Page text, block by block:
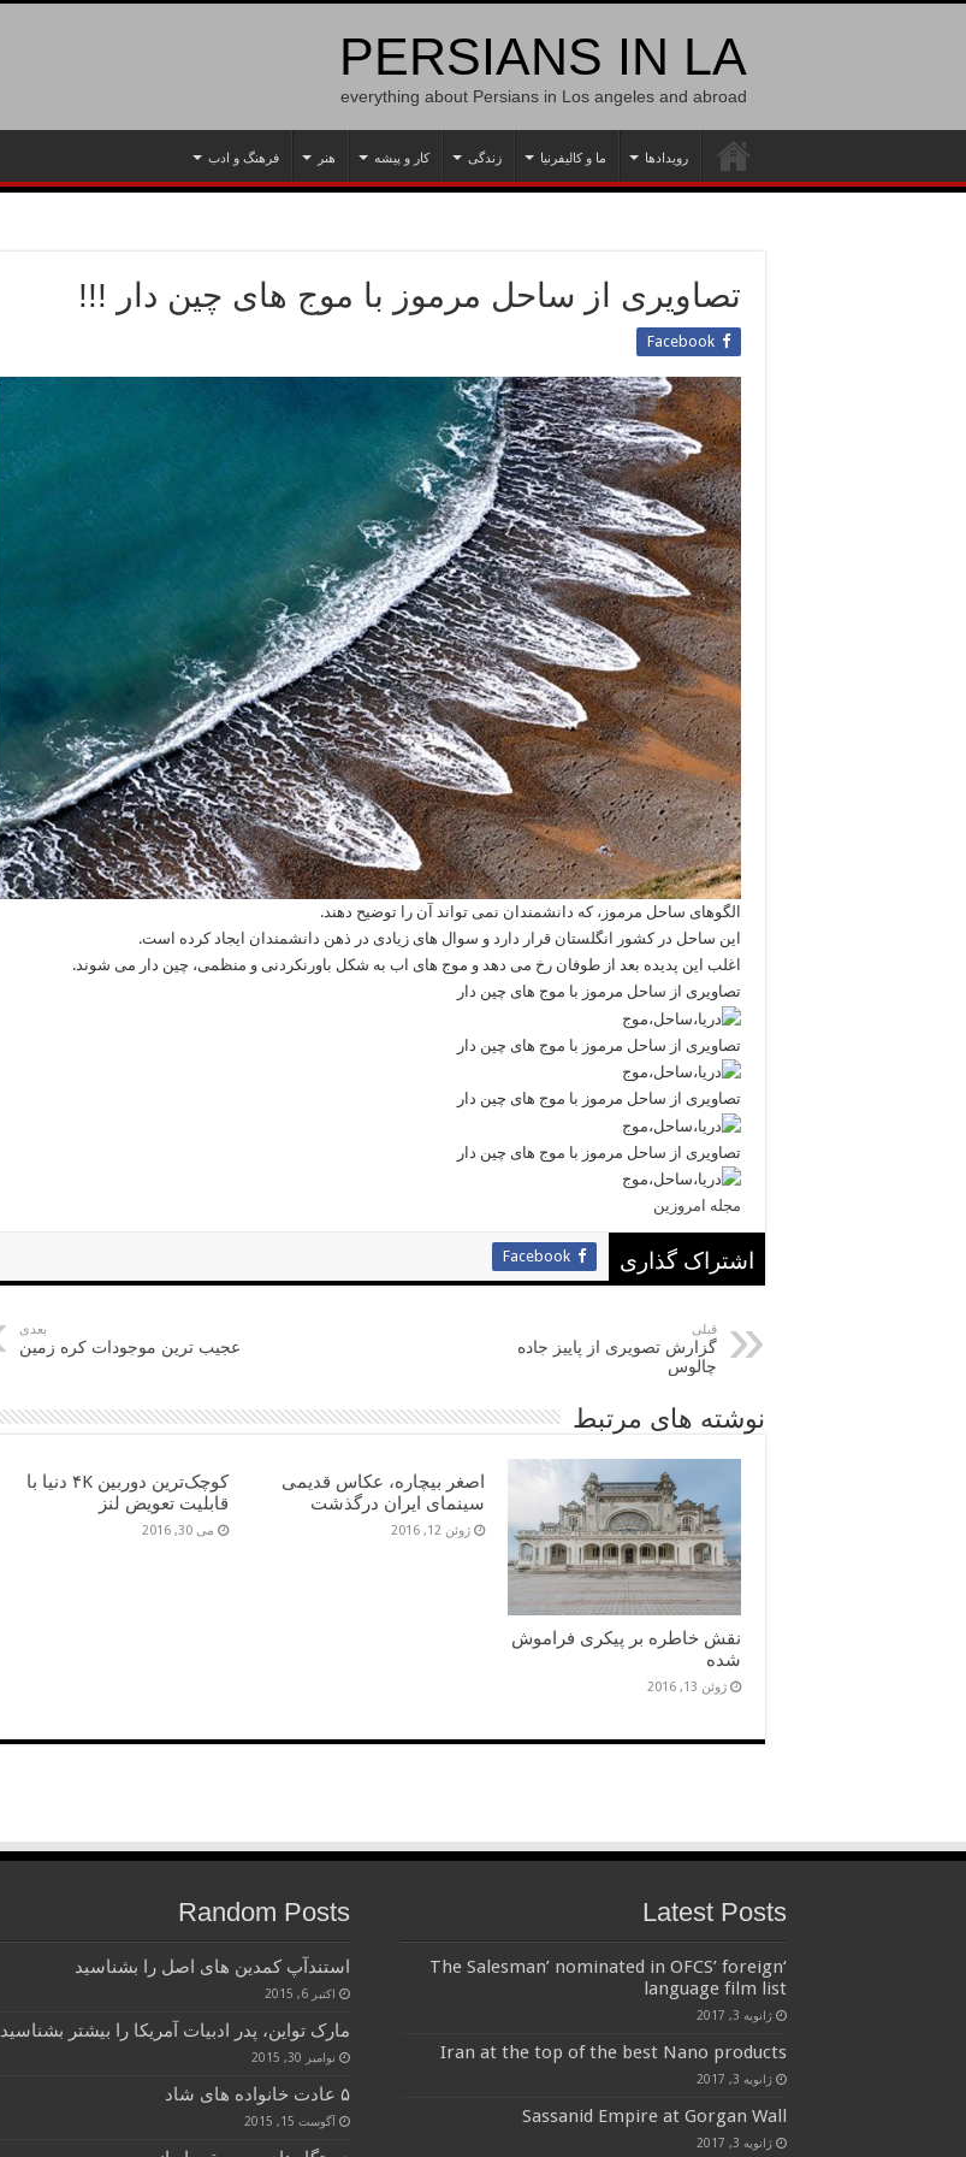
PERSIANS IN LA
everything about Persians in Los angeles and abroad
رویدادها ما و کالیفرنیا زندگی کار و پیشه هنر فرهنگ و ادب
تصاویری از ساحل مرموز با موج های چین دار !!!
Facebook
الگوهای ساحل مرموز، که دانشمندان نمی تواند آن را توضیح دهند.
این ساحل در کشور انگلستان قرار دارد و سوال های زیادی در ذهن دانشمندان ایجاد کرده است.
اغلب این پدیده بعد از طوفان رخ می دهد و موج های اب به شکل باورنکردنی و منظمی، چین دار می شوند.
تصاویری از ساحل مرموز با موج های چین دار
تصاویری از ساحل مرموز با موج های چین دار
تصاویری از ساحل مرموز با موج های چین دار
تصاویری از ساحل مرموز با موج های چین دار
مجله امروزین
اشتراک گذاری Facebook
قبلی
گزارش تصویری از پاییز جاده
چالوس
بعدی
عجیب ترین موجودات کره زمین
نوشته های مرتبط
نقش خاطره بر پیکری فراموش
شده
ژوئن 13, 2016
اصغر بیچاره، عکاس قدیمی
سینمای ایران درگذشت
ژوئن 12, 2016
کوچک‌ترین دوربین ۴K دنیا با
قابلیت تعویض لنز
می 30, 2016
Latest Posts
‘The Salesman’ nominated in OFCS’ foreign
language film list
ژانویه 3, 2017
Iran at the top of the best Nano products
ژانویه 3, 2017
Sassanid Empire at Gorgan Wall
ژانویه 3, 2017
Random Posts
استندآپ کمدین های اصل را بشناسید
اکتبر 6, 2015
مارک تواین، پدر ادبیات آمریکا را بیشتر بشناسید
نوامبر 30, 2015
۵ عادت خانواده های شاد
آگوست 15, 2015